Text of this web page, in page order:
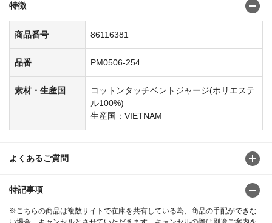
特徴
商品番号 86116381
品番 PM0506-254
素材・生産国
コットンタッチベントジャージ(ポリエステ
ル100%)
生産国：VIETNAM
よくあるご質問
特記事項
※こちらの商品は複数サイトで在庫を共有している為、商品の手配ができな